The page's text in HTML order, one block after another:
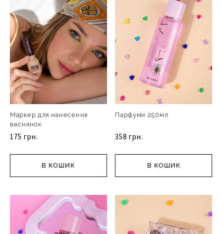
Маркер для нанесення
веснянок
175 грн.
В КОШИК
Парфуми 250мл
358 грн.
В КОШИК